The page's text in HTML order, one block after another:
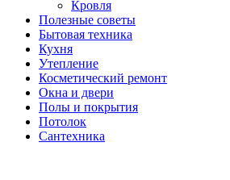
Кровля
Полезные советы
Бытовая техника
Кухня
Утепление
Косметический ремонт
Окна и двери
Полы и покрытия
Потолок
Сантехника